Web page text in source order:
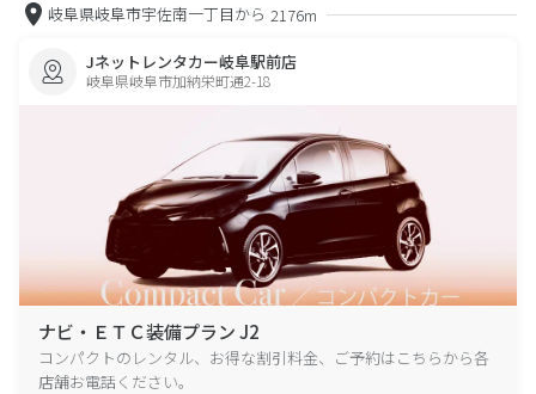
岐阜県岐阜市宇佐南一丁目から 2176m
Jネットレンタカー岐阜駅前店
岐阜県岐阜市加納栄町通2-18
ナビ・ＥＴＣ装備プラン J2
コンパクトのレンタル、お得な割引料金、ご予約はこちらから各
店舗お電話ください。